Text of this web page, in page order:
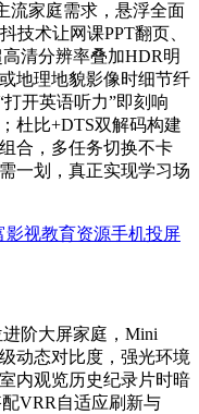
流家庭需求，悬浮全面
技术让网课PPT翻页、
清分辨率叠加HDR明
地理地貌影像时细节纤
开英语听力”即刻响
杜比+DTS双解码构建
合，多任务切换不卡
一划，真正实现学习场
影视教育资源手机投屏
阶大屏家庭，Mini
动态对比度，强光环境
内观览历史纪录片时暗
VRR自适应刷新与